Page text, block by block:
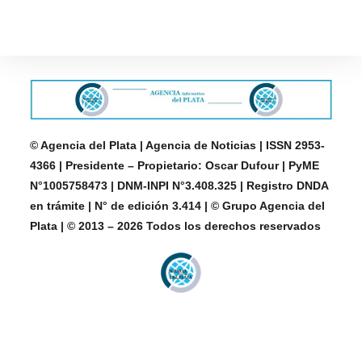
© Agencia del Plata | Agencia de Noticias | ISSN 2953-
4366 | Presidente – Propietario: Oscar Dufour | PyME
N°1005758473 | DNM-INPI N°3.408.325 | Registro DNDA
en trámite | N° de edición 3.414 | © Grupo Agencia del
Plata | © 2013 – 2026 Todos los derechos reservados